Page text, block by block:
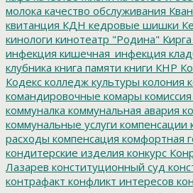
молока качество обслуживания
квитанция КДН кедровые шишки
кинологи кинотеатр "Родина" Кирга
инфекция кишечная_инфекция
клубника книга памяти книги КНР
Кодекс колледж культуры колония
командировочные комары комиссия
коммуналка коммунальная авария
коммунальные услуги компенсации
расходы компенсация комфортная
кондитерские изделия конкурс
Лазарев конституционный суд
контрафакт конфликт интересов